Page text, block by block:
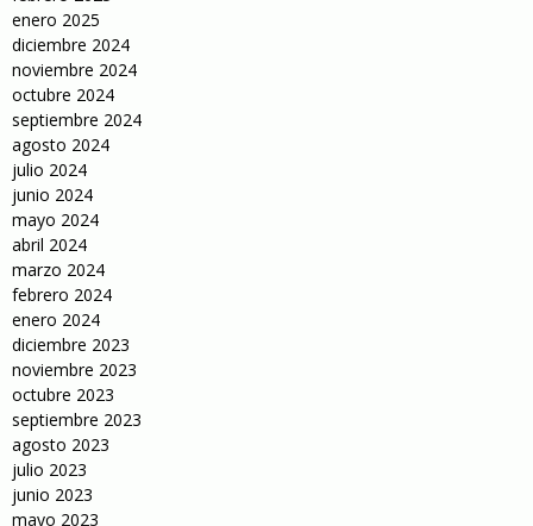
enero 2025
diciembre 2024
noviembre 2024
octubre 2024
septiembre 2024
agosto 2024
julio 2024
junio 2024
mayo 2024
abril 2024
marzo 2024
febrero 2024
enero 2024
diciembre 2023
noviembre 2023
octubre 2023
septiembre 2023
agosto 2023
julio 2023
junio 2023
mayo 2023